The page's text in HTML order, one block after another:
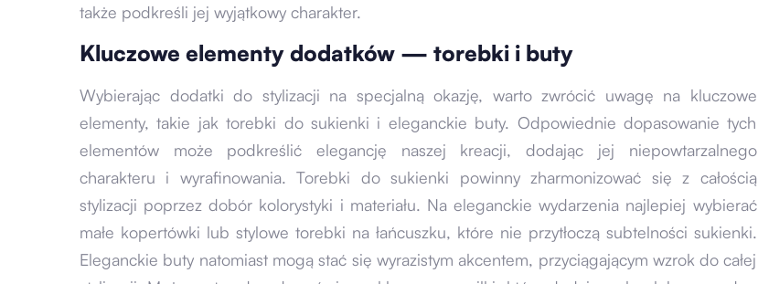
także podkreśli jej wyjątkowy charakter.
Kluczowe elementy dodatków — torebki i buty
Wybierając dodatki do stylizacji na specjalną okazję, warto zwrócić uwagę na kluczowe
elementy, takie jak torebki do sukienki i eleganckie buty. Odpowiednie dopasowanie tych
elementów może podkreślić elegancję naszej kreacji, dodając jej niepowtarzalnego
charakteru i wyrafinowania. Torebki do sukienki powinny zharmonizować się z całością
stylizacji poprzez dobór kolorystyki i materiału. Na eleganckie wydarzenia najlepiej wybierać
małe kopertówki lub stylowe torebki na łańcuszku, które nie przytłoczą subtelności sukienki.
Eleganckie buty natomiast mogą stać się wyrazistym akcentem, przyciągającym wzrok do całej